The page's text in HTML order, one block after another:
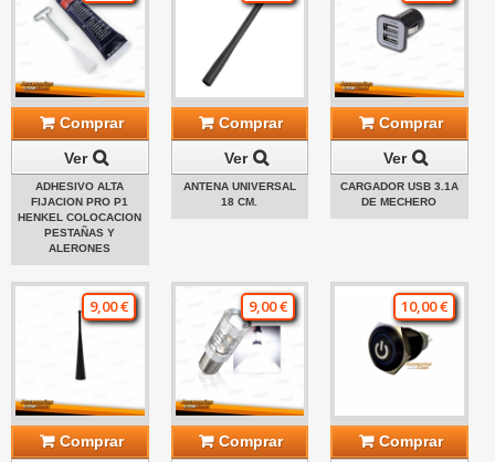
Comprar
Ver
ADHESIVO ALTA
FIJACION PRO P1
HENKEL COLOCACION
PESTAÑAS Y
ALERONES
Comprar
Ver
ANTENA UNIVERSAL
18 CM.
Comprar
Ver
CARGADOR USB 3.1A
DE MECHERO
9,00 €
Comprar
9,00 €
Comprar
10,00 €
Comprar